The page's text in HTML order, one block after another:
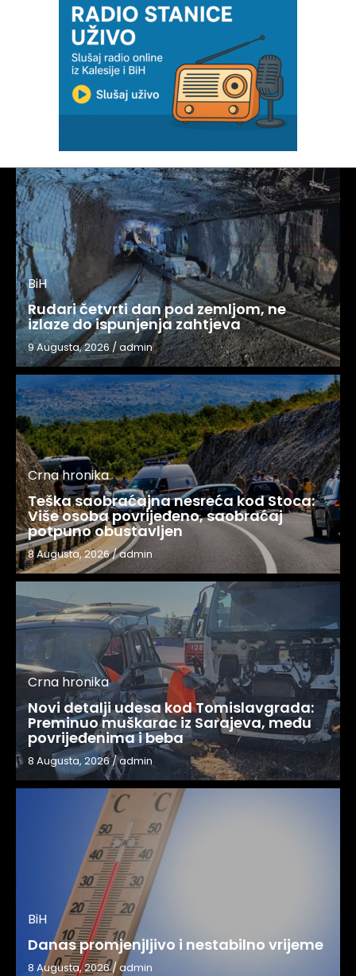
BiH
Rudari četvrti dan pod zemljom, ne
izlaze do ispunjenja zahtjeva
9 Augusta, 2026 /admin
Crna hronika
Teška saobraćajna nesreća kod Stoca:
Više osoba povrijeđeno, saobraćaj
potpuno obustavljen
8 Augusta, 2026/admin
Crna hronika
Novi detalji udesa kod Tomislavgrada:
Preminuo muškarac iz Sarajeva, među
povrijeđenima i beba
8 Augusta, 2026/admin
BiH
Danas promjenjljivo i nestabilno vrijeme
8 Augusta, 2026/admin